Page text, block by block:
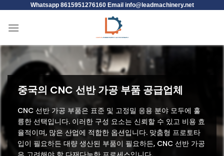
Whatsapp 8615951276160 Email info@leadmachinery.net
중국의 CNC 선반 가공 부품 공급업체
CNC 선반 가공 부품은 표준 및 고정밀 응용 분야 모두에 훌
륭한 선택입니다. 이러한 구성 요소는 신뢰할 수 있고 비용 효
율적이며, 많은 산업에 적합한 옵션입니다. 맞춤형 프로토타
입이 필요하든 대량 생산된 부품이 필요하든, CNC 선반 가공